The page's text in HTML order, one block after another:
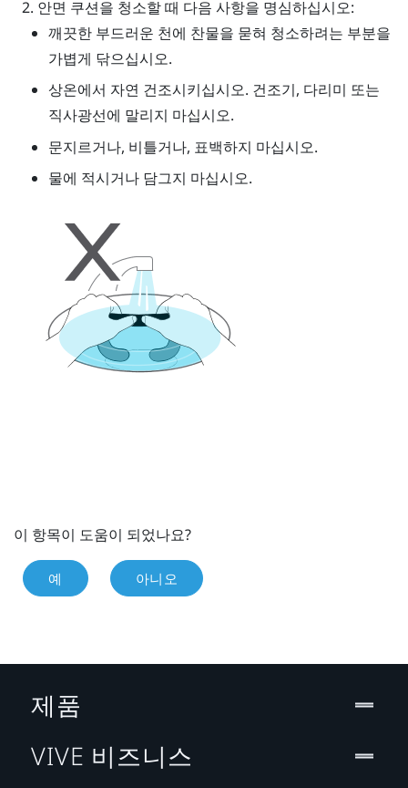
안면 쿠션을 청소할 때 다음 사항을 명심하십시오:
깨끗한 부드러운 천에 찬물을 묻혀 청소하려는 부분을
가볍게 닦으십시오.
상온에서 자연 건조시키십시오. 건조기, 다리미 또는
직사광선에 말리지 마십시오.
문지르거나, 비틀거나, 표백하지 마십시오.
물에 적시거나 담그지 마십시오.
이 항목이 도움이 되었나요?
예 아니오
제품
VIVE 비즈니스